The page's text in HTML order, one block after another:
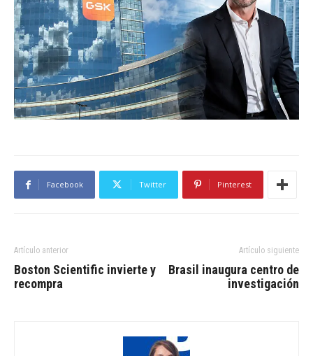
Facebook Twitter Pinterest
Artículo anterior
Boston Scientific invierte y
recompra
Artículo siguiente
Brasil inaugura centro de
investigación